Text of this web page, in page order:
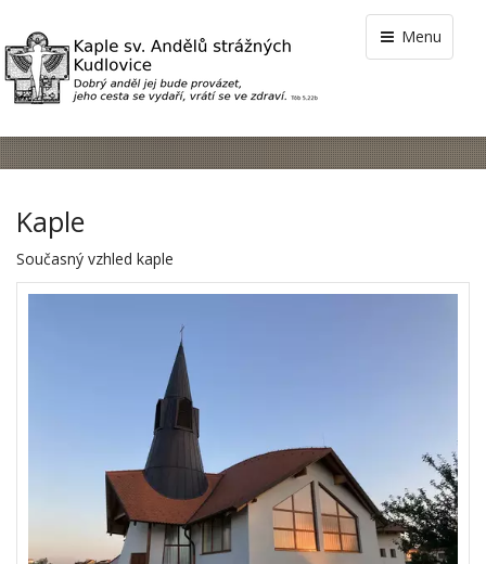
Menu
Kaple
Současný vzhled kaple